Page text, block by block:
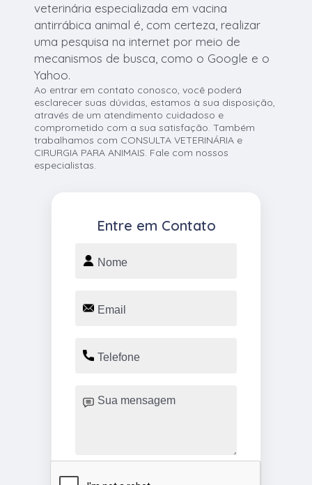
veterinária especializada em vacina
antirrábica animal é, com certeza, realizar
uma pesquisa na internet por meio de
mecanismos de busca, como o Google e o
Yahoo.
Ao entrar em contato conosco, você poderá
esclarecer suas dúvidas, estamos à sua disposição,
através de um atendimento cuidadoso e
comprometido com a sua satisfação. Também
trabalhamos com CONSULTA VETERINÁRIA e
CIRURGIA PARA ANIMAIS. Fale com nossos
especialistas.
Entre em Contato